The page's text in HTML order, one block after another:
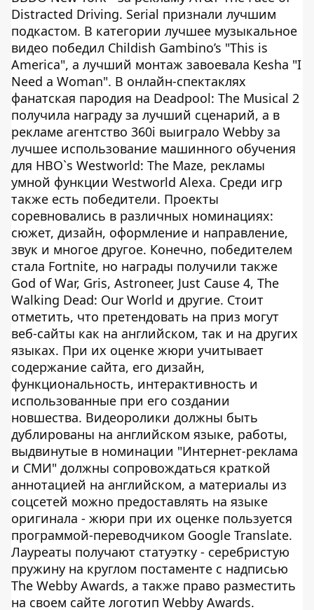
Distracted Driving. Serial признали лучшим
подкастом. В категории лучшее музыкальное
видео победил Childish Gambino’s "This is
America", а лучший монтаж завоевала Kesha "I
Need a Woman". В онлайн-спектаклях
фанатская пародия на Deadpool: The Musical 2
получила награду за лучший сценарий, а в
рекламе агентство 360i выиграло Webby за
лучшее использование машинного обучения
для HBO`s Westworld: The Maze, рекламы
умной функции Westworld Alexa. Среди игр
также есть победители. Проекты
соревновались в различных номинациях:
сюжет, дизайн, оформление и направление,
звук и многое другое. Конечно, победителем
стала Fortnite, но награды получили также
God of War, Gris, Astroneer, Just Cause 4, The
Walking Dead: Our World и другие. Стоит
отметить, что претендовать на приз могут
веб-сайты как на английском, так и на других
языках. При их оценке жюри учитывает
содержание сайта, его дизайн,
функциональность, интерактивность и
использованные при его создании
новшества. Видеоролики должны быть
дублированы на английском языке, работы,
выдвинутые в номинации "Интернет-реклама
и СМИ" должны сопровождаться краткой
аннотацией на английском, а материалы из
соцсетей можно предоставлять на языке
оригинала - жюри при их оценке пользуется
программой-переводчиком Google Translate.
Лауреаты получают статуэтку - серебристую
пружину на круглом постаменте с надписью
The Webby Awards, а также право разместить
на своем сайте логотип Webby Awards.